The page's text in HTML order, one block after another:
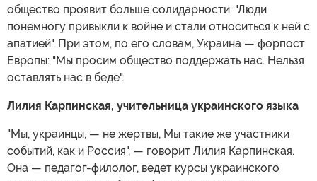
общество проявит больше солидарности. "Люди
понемногу привыкли к войне и стали относиться к ней с
апатией". При этом, по его словам, Украина — форпост
Европы: "Мы просим общество поддержать нас. Нельзя
оставлять нас в беде".
Лилия Карпинская, учительница украинского языка
"Мы, украинцы, — не жертвы, Мы такие же участники
событий, как и Россия", — говорит Лилия Карпинская.
Она — педагог-филолог, ведет курсы украинского